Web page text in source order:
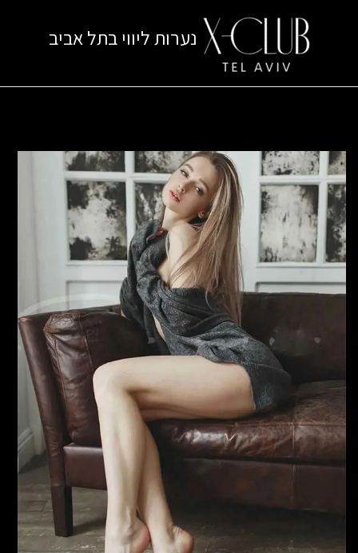
נערות ליווי בתל אביב